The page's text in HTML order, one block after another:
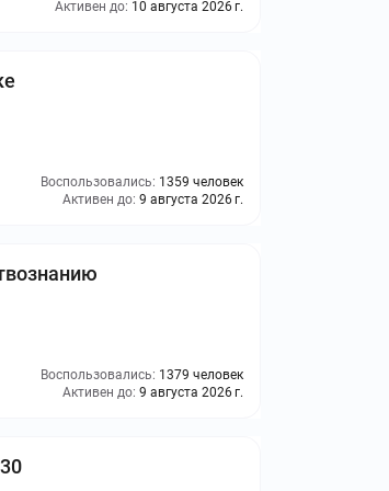
Активен до: 10 августа 2026 г.
Воспользовались: 1359 человек
Активен до: 9 августа 2026 г.
Воспользовались: 1379 человек
Активен до: 9 августа 2026 г.